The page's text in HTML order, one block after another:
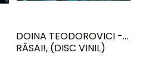
DOINA TEODOROVICI -
RĂSAI!, (DISC VINIL)